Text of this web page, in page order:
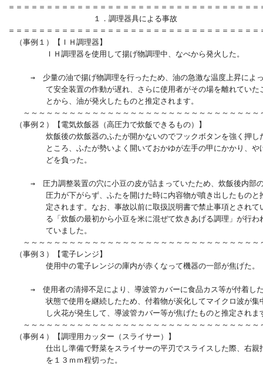
＝＝＝＝＝＝＝＝＝＝＝＝＝＝＝＝＝＝＝＝＝＝＝＝＝＝＝＝＝＝＝＝＝
１．調理器具による事故
＝＝＝＝＝＝＝＝＝＝＝＝＝＝＝＝＝＝＝＝＝＝＝＝＝＝＝＝＝＝＝＝＝
（事例１）【ＩＨ調理器】
ＩＨ調理器を使用して揚げ物調理中、なべから発火した。
→　少量の油で揚げ物調理を行ったため、油の急激な温度上昇によ
て安全装置の作動が遅れ、さらに使用者がその場を離れていた
とから、油が発火したものと推定されます。
～～～～～～～～～～～～～～～～～～～～～～～～～～～～～～～
（事例２）【電気炊飯器（高圧力で炊飯できるもの）】
炊飯後の炊飯器のふたが開かないのでフックボタンを強く押し
ところ、ふたが勢いよく開いておかゆが左手の甲にかかり、や
どを負った。
→　圧力調整装置の穴に小豆の皮が詰まっていたため、炊飯後内部
圧力が下がらず、ふたを開けた時に内容物が噴き出したものと
定されます。なお、事故以前に取扱説明書で禁止事項とされて
る「炊飯の最初から小豆を米に混ぜて炊きあげる調理」が行わ
ていました。
～～～～～～～～～～～～～～～～～～～～～～～～～～～～～～～
（事例３）【電子レンジ】
使用中の電子レンジの庫内が赤くなって機器の一部が焦げた。
→　使用者の清掃不足により、導波管カバーに食品カス等が付着し
状態で使用を継続したため、付着物が炭化してマイクロ波が集
し火花が発生して、導波管カバー等が焦げたものと推定されま
～～～～～～～～～～～～～～～～～～～～～～～～～～～～～～～
（事例４）【調理用カッター（スライサー）】
仕出し準備で野菜をスライサーの平刃でスライスした際、右親
を１３ｍｍ程切った。